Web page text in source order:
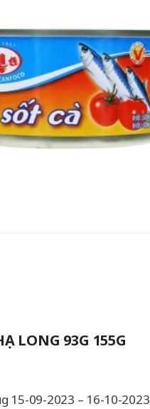
LONG 93G 155G
15-09-2023 – 16-10-2023